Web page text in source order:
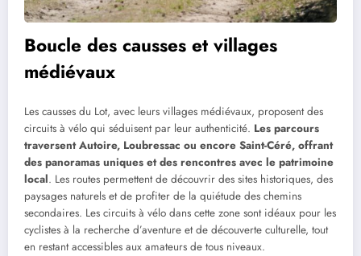
Boucle des causses et villages
médiévaux
Les causses du Lot, avec leurs villages médiévaux, proposent des
circuits à vélo qui séduisent par leur authenticité. Les parcours
traversent Autoire, Loubressac ou encore Saint-Céré, offrant
des panoramas uniques et des rencontres avec le patrimoine
local. Les routes permettent de découvrir des sites historiques, des
paysages naturels et de profiter de la quiétude des chemins
secondaires. Les circuits à vélo dans cette zone sont idéaux pour les
cyclistes à la recherche d’aventure et de découverte culturelle, tout
en restant accessibles aux amateurs de tous niveaux.